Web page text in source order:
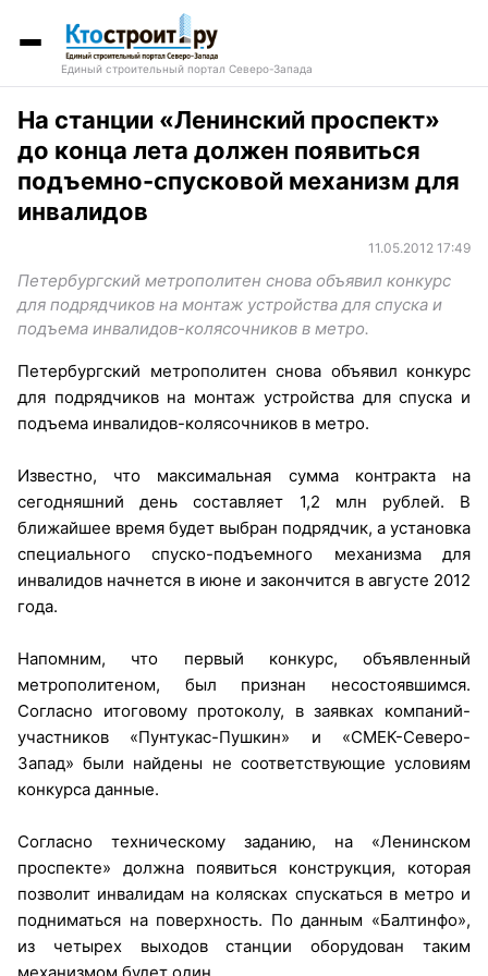
Единый строительный портал Северо-Запада
На станции «Ленинский проспект»
до конца лета должен появиться
подъемно-спусковой механизм для
инвалидов
11.05.2012 17:49
Петербургский метрополитен снова объявил конкурс
для подрядчиков на монтаж устройства для спуска и
подъема инвалидов-колясочников в метро.
Петербургский метрополитен снова объявил конкурс
для подрядчиков на монтаж устройства для спуска и
подъема инвалидов-колясочников в метро.
Известно, что максимальная сумма контракта на
сегодняшний день составляет 1,2 млн рублей. В
ближайшее время будет выбран подрядчик, а установка
специального спуско-подъемного механизма для
инвалидов начнется в июне и закончится в августе 2012
года.
Напомним, что первый конкурс, объявленный
метрополитеном, был признан несостоявшимся.
Согласно итоговому протоколу, в заявках компаний-
участников «Пунтукас-Пушкин» и «СМЕК-Северо-
Запад» были найдены не соответствующие условиям
конкурса данные.
Согласно техническому заданию, на «Ленинском
проспекте» должна появиться конструкция, которая
позволит инвалидам на колясках спускаться в метро и
подниматься на поверхность. По данным «Балтинфо»,
из четырех выходов станции оборудован таким
механизмом будет один.